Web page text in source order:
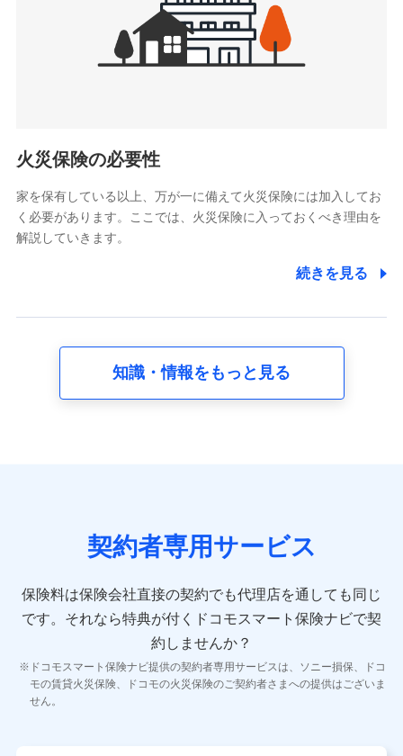
被紹介者への連絡、及び当社と取引のあるもしくは委託を受
けている保険会社・提携会社の保険その他に関する情報を提
供し、金融商品等の契約を勧奨するため
アンケートやキャンペーン等の実施のため
電話対応の品質向上およびお問合せ内容の正確な把握のため
6.採用応募者の個人情報
採用選考および入社手続を実施するため
8.取引先個人情報
取引先としての選定業務、営業情報の提供業務、契約締結手
10.受託業務の 個人情報
11.マイカー通勤管理クラウド並びに法人向けASPサー
ビスに関してのお問い合わせ情報
各種お問い合わせに対応するため
当社のサービスに関する情報提供や、皆様に有用なお知らせ
をお送りするため
火災保険の必要性
家を保有している以上、万が一に備えて火災保険には加入してお
く必要があります。ここでは、火災保険に入っておくべき理由を
解説していきます。
続きを見る
知識・情報をもっと見る
契約者専用サービス
保険料は保険会社直接の契約でも代理店を通しても同じ
です。 それなら特典が付くドコモスマート保険ナビで契
約しませんか？
ドコモスマート保険ナビ提供の契約者専用サービスは、ソニー損保、ドコ
モの賃貸火災保険、ドコモの火災保険のご契約者さまへの提供はございま
せん。